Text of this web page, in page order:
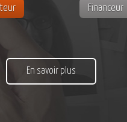
Financeur
En savoir plus